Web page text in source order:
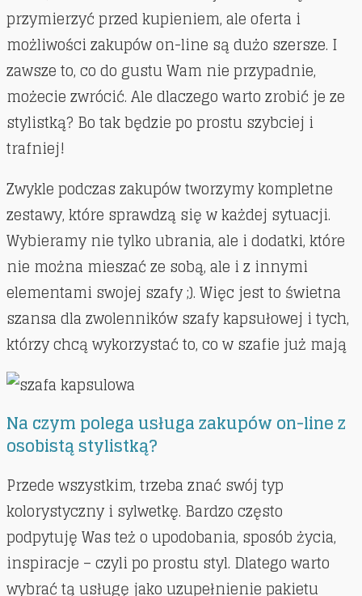
przymierzyć przed kupieniem, ale oferta i
możliwości zakupów on-line są dużo szersze. I
zawsze to, co do gustu Wam nie przypadnie,
możecie zwrócić. Ale dlaczego warto zrobić je ze
stylistką? Bo tak będzie po prostu szybciej i
trafniej!
Zwykle podczas zakupów tworzymy kompletne
zestawy, które sprawdzą się w każdej sytuacji.
Wybieramy nie tylko ubrania, ale i dodatki, które
nie można mieszać ze sobą, ale i z innymi
elementami swojej szafy ;). Więc jest to świetna
szansa dla zwolenników szafy kapsułowej i tych,
którzy chcą wykorzystać to, co w szafie już mają
Na czym polega usługa zakupów on-line z
osobistą stylistką?
Przede wszystkim, trzeba znać swój typ
kolorystyczny i sylwetkę. Bardzo często
podpytuję Was też o upodobania, sposób życia,
inspiracje – czyli po prostu styl. Dlatego warto
wybrać tą usługę jako uzupełnienie pakietu